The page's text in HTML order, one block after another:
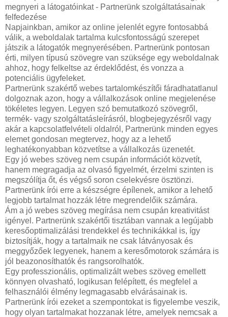
megnyeri a látogatóinkat - Partnerünk szolgáltatásainak
felfedezése
Napjainkban, amikor az online jelenlét egyre fontosabbá
válik, a weboldalak tartalma kulcsfontosságú szerepet
játszik a látogatók megnyerésében. Partnerünk pontosan
érti, milyen típusú szövegre van szüksége egy weboldalnak
ahhoz, hogy felkeltse az érdeklődést, és vonzza a
potenciális ügyfeleket.
Partnerünk szakértő webes tartalomkészítői fáradhatatlanul
dolgoznak azon, hogy a vállalkozások online megjelenése
tökéletes legyen. Legyen szó bemutatkozó szövegről,
termék- vagy szolgáltatásleírásról, blogbejegyzésről vagy
akár a kapcsolatfelvételi oldalról, Partnerünk minden egyes
elemet gondosan megtervez, hogy az a lehető
leghatékonyabban közvetítse a vállalkozás üzenetét.
Egy jó webes szöveg nem csupán információt közvetít,
hanem megragadja az olvasó figyelmét, érzelmi szinten is
megszólítja őt, és végső soron cselekvésre ösztönzi.
Partnerünk írói erre a készségre épílenek, amikor a lehető
legjobb tartalmat hozzák létre megrendelőik számára.
Ám a jó webes szöveg megírása nem csupán kreativitást
igényel. Partnerünk szakértői tisztában vannak a legújabb
keresőoptimalizálási trendekkel és technikákkal is, így
biztosítják, hogy a tartalmaik ne csak látványosak és
meggyőzőek legyenek, hanem a keresőmotorok számára is
jól beazonosíthatók és rangsorolhatók.
Egy professzionális, optimalizált webes szöveg emellett
könnyen olvasható, logikusan felépített, és megfelel a
felhasználói élmény legmagasabb elvárásainak is.
Partnerünk írói ezeket a szempontokat is figyelembe veszik,
hogy olyan tartalmakat hozzanak létre, amelyek nemcsak a